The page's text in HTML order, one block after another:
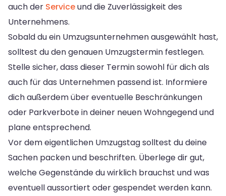
auch der Serviceund die Zuverlässigkeit des
Unternehmens.
Sobald du ein Umzugsunternehmen ausgewählt hast,
solltest du den genauen Umzugstermin festlegen.
Stelle sicher, dass dieser Termin sowohl für dich als
auch für das Unternehmen passend ist. Informiere
dich außerdem über eventuelle Beschränkungen
oder Parkverbote in deiner neuen Wohngegend und
plane entsprechend.
Vor dem eigentlichen Umzugstag solltest du deine
Sachen packen und beschriften. Überlege dir gut,
welche Gegenstände du wirklich brauchst und was
eventuell aussortiert oder gespendet werden kann.